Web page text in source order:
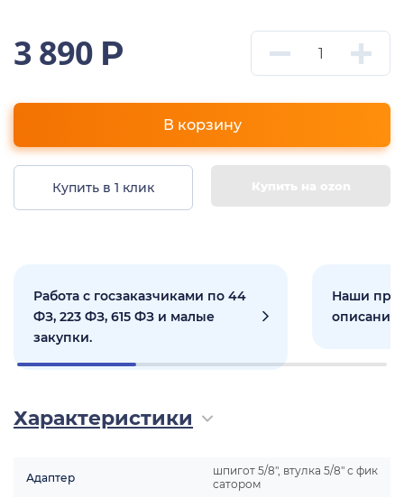
3 890 Р
В корзину
Купить в 1 клик Купить на ozon
Работа с госзаказчиками по 44
ФЗ, 223 ФЗ, 615 ФЗ и малые
закупки.
Наши
Характеристики
Адаптер
шпигот 5/8", втулка 5/8" с фик
сатором